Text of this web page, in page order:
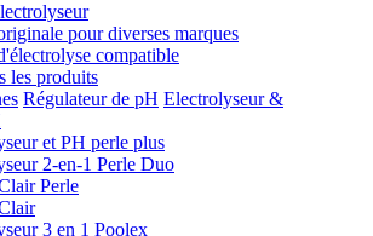
pour diverses marques
compatible
les produits
Régulateur de pH Electrolyseur &
et PH perle plus
2-en-1 Perle Duo
Perle
3 en 1 Poolex